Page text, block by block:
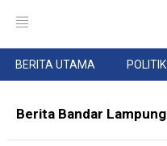
BERITA UTAMA POLITIK
Berita Bandar Lampung